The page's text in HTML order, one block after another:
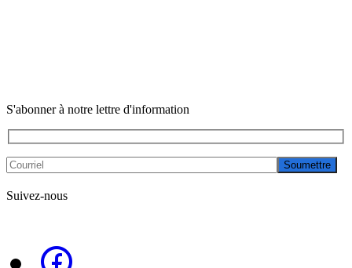
S'abonner à notre lettre d'information
Soumettre
Suivez-nous